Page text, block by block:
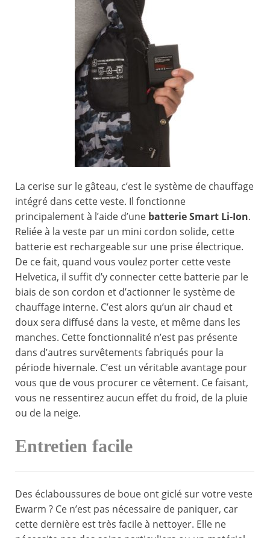
La cerise sur le gâteau, c’est le système de chauffage
intégré dans cette veste. Il fonctionne
principalement à l’aide d’une batterie Smart Li-Ion.
Reliée à la veste par un mini cordon solide, cette
batterie est rechargeable sur une prise électrique.
De ce fait, quand vous voulez porter cette veste
Helvetica, il suffit d’y connecter cette batterie par le
biais de son cordon et d’actionner le système de
chauffage interne. C’est alors qu’un air chaud et
doux sera diffusé dans la veste, et même dans les
manches. Cette fonctionnalité n’est pas présente
dans d’autres survêtements fabriqués pour la
période hivernale. C’est un véritable avantage pour
vous que de vous procurer ce vêtement. Ce faisant,
vous ne ressentirez aucun effet du froid, de la pluie
ou de la neige.
Entretien facile
Des éclaboussures de boue ont giclé sur votre veste
Ewarm ? Ce n’est pas nécessaire de paniquer, car
cette dernière est très facile à nettoyer. Elle ne